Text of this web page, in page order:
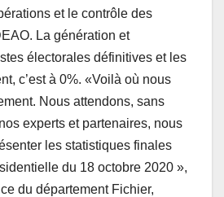
et le contrôle des
La génération et
électorales définitives et les
c’est à 0%. «Voilà où nous
Nous attendons, sans
experts et partenaires, nous
les statistiques finales
du 18 octobre 2020 »,
du département Fichier,